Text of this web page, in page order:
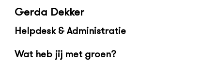
Gerda Dekker
Helpdesk & Administratie
Wat heb jij met groen?